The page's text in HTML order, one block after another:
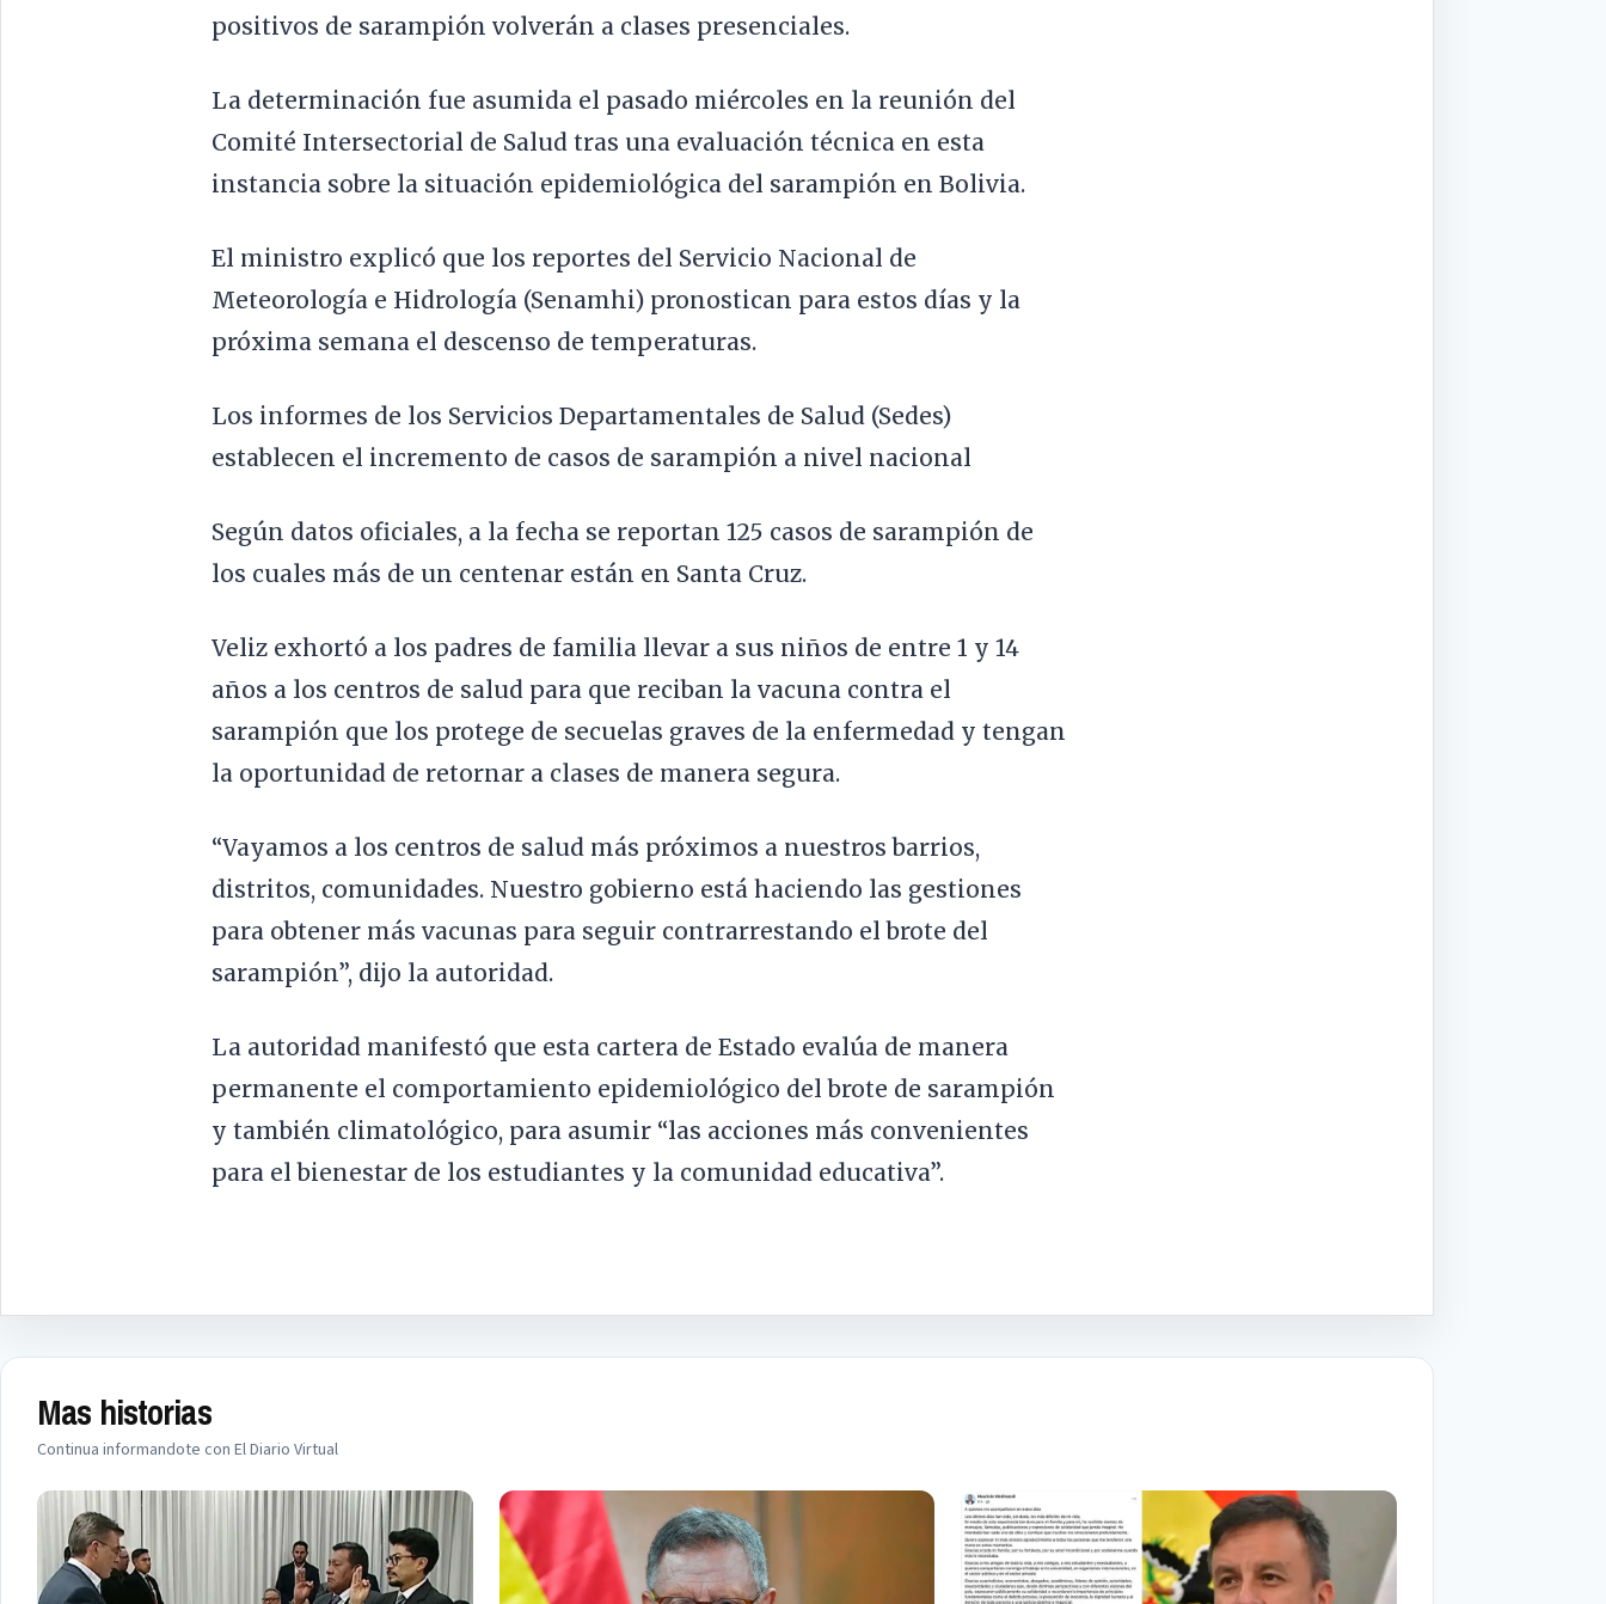
positivos de sarampión volverán a clases presenciales.
La determinación fue asumida el pasado miércoles en la reunión del
Comité Intersectorial de Salud tras una evaluación técnica en esta
instancia sobre la situación epidemiológica del sarampión en Bolivia.
El ministro explicó que los reportes del Servicio Nacional de
Meteorología e Hidrología (Senamhi) pronostican para estos días y la
próxima semana el descenso de temperaturas.
Los informes de los Servicios Departamentales de Salud (Sedes)
establecen el incremento de casos de sarampión a nivel nacional
Según datos oficiales, a la fecha se reportan 125 casos de sarampión de
los cuales más de un centenar están en Santa Cruz.
Veliz exhortó a los padres de familia llevar a sus niños de entre 1 y 14
años a los centros de salud para que reciban la vacuna contra el
sarampión que los protege de secuelas graves de la enfermedad y tengan
la oportunidad de retornar a clases de manera segura.
“Vayamos a los centros de salud más próximos a nuestros barrios,
distritos, comunidades. Nuestro gobierno está haciendo las gestiones
para obtener más vacunas para seguir contrarrestando el brote del
sarampión”, dijo la autoridad.
La autoridad manifestó que esta cartera de Estado evalúa de manera
permanente el comportamiento epidemiológico del brote de sarampión
y también climatológico, para asumir “las acciones más convenientes
para el bienestar de los estudiantes y la comunidad educativa”.
Mas historias
Continua informandote con El Diario Virtual